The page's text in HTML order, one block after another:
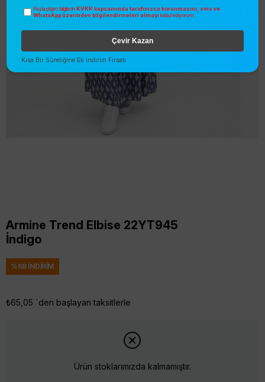
Armine Trend Elbise 22YT945
İndigo
%68İNDIRIM
₺65,05 `den başlayan taksitlerle
Ürün stoklarımızda kalmamıştır.
Paylaştığım bilgilerin KVKK kapsamında tarafınızca korunmasını, sms ve
WhatsApp üzerinden bilgilendirmeleri almayı kabul ediyorum.
Çevir Kazan
Kısa Bir Süreliğine Ek İndirim Fırsatı